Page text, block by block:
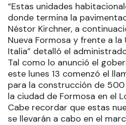
“Estas unidades
donde termina la
Néstor Kirchner, a
Nueva Formosa y frente a la
Italia” detalló el
Tal como lo anunció el
este lunes 13 comenzó el
para la construcción de 500
la ciudad de Formosa en el
Cabe recordar que estas
se llevarán a cabo en el